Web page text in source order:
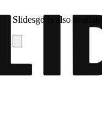
Slidesgo is also